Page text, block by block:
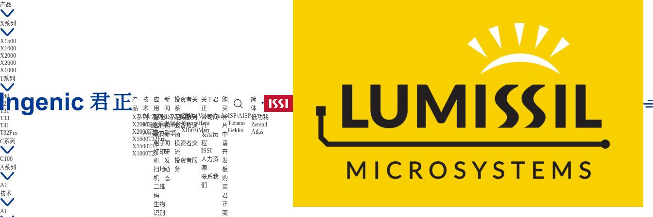
产
品
X系列
X2600
X2000
X1600
X1500
X1000
T系列
T41
T33
T32Pro
T31
T23
C系列
C100
A系列
A1
技
术
AI
Magik开发平台
AIE算力引擎
CPU
Victory
XBurst
Video/Audio
Hera
Mert
ISP/AISP
Tiziano
Gekko
低功耗
Zeratul
Atlas
应
用
智能
显控
教育
电子
打印
机
扫地
机
二维
码
生物
识别
新
闻
公
司
新
闻
研
发
动
态
投资者关
系
定期报告
公告及通
函
投资者交
流
投资者服
务
关于君
正
公司简
介
发展历
程
ISSI
人力资
源
联系我
们
购
买
样
片
申
请
开
发
板
购
买
君
正
商
简
体
产品
X系列
X1500
X1600
X2000
X2600
X1000
T系列
T40
T23
T31
T33
T41
T32Pro
C系列
C100
A系列
A1
技术
AI